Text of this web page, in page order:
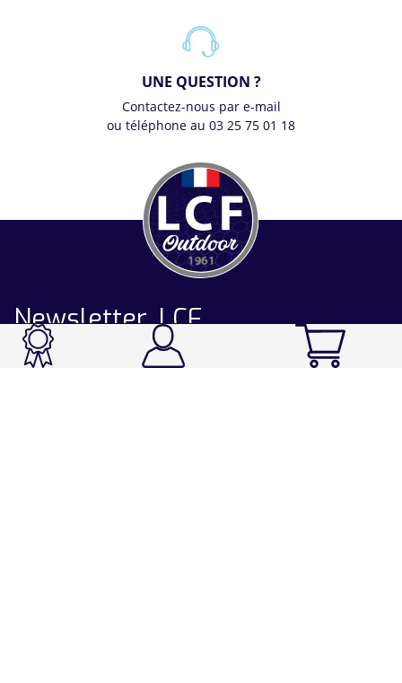
UNE QUESTION ?
Contactez-nous par e-mail
ou téléphone au 03 25 75 01 18
Newsletter LCF